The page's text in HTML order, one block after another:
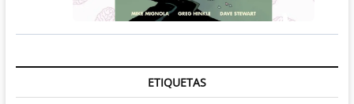
ETIQUETAS